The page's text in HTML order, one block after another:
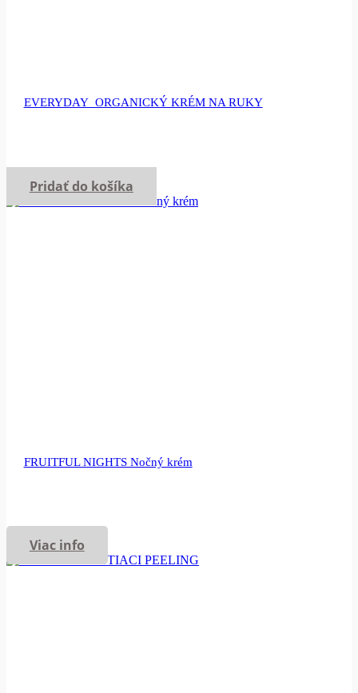
EVERYDAY_ORGANICKÝ KRÉM NA RUKY
Pridať do košíka
FRUITFUL NIGHTS Nočný krém
Viac info